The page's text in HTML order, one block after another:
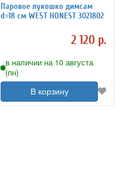
Паровое лукошко димсам
d=18 см WEST HONEST 3021802
2 120 р.
в наличии на 10 августа
(пн)
В корзину